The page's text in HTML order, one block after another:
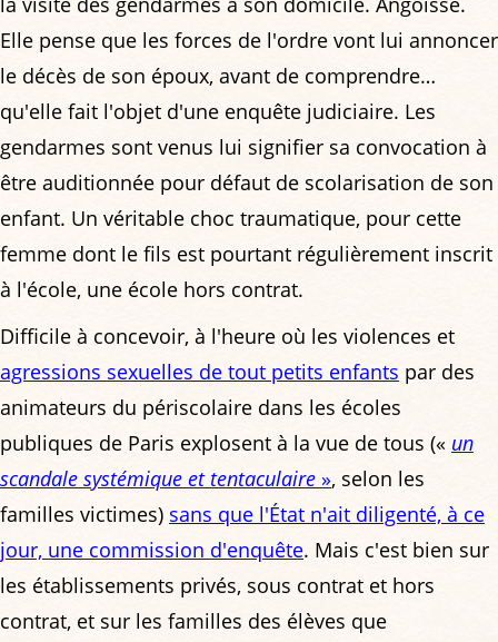
Elle pense que les forces de l'ordre vont lui annoncer
le décès de son époux, avant de comprendre…
qu'elle fait l'objet d'une enquête judiciaire. Les
gendarmes sont venus lui signifier sa convocation à
être auditionnée pour défaut de scolarisation de son
enfant. Un véritable choc traumatique, pour cette
femme dont le fils est pourtant régulièrement inscrit
à l'école, une école hors contrat.
Difficile à concevoir, à l'heure où les violences et
agressions sexuelles de tout petits enfants par des
animateurs du périscolaire dans les écoles
publiques de Paris explosent à la vue de tous (« un
scandale systémique et tentaculaire », selon les
familles victimes) sans que l'État n'ait diligenté, à ce
jour, une commission d'enquête. Mais c'est bien sur
les établissements privés, sous contrat et hors
contrat, et sur les familles des élèves que